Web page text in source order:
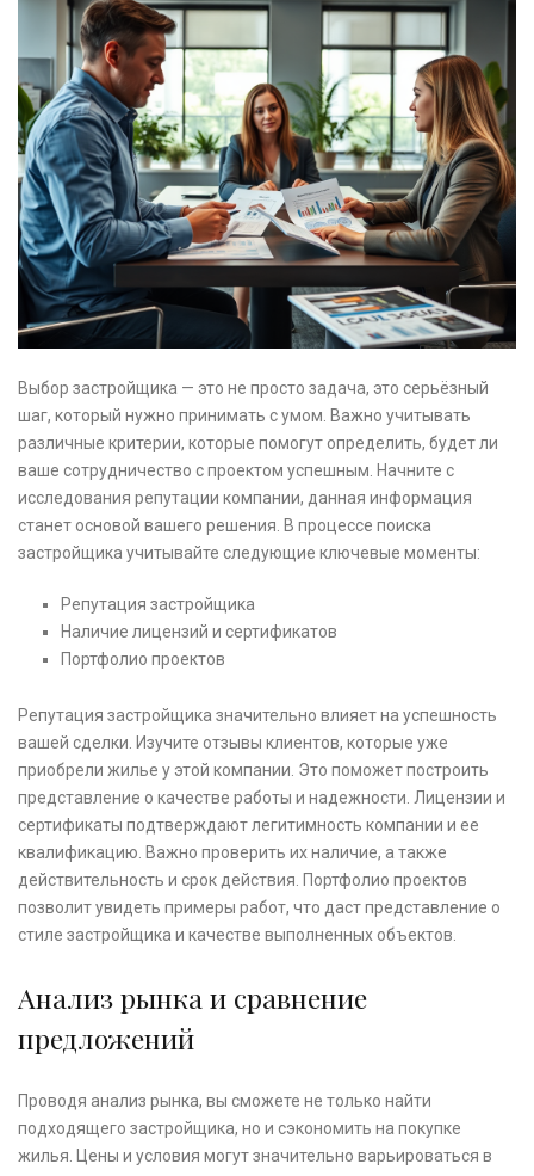
Выбор застройщика — это не просто задача, это серьёзный
шаг, который нужно принимать с умом. Важно учитывать
различные критерии, которые помогут определить, будет ли
ваше сотрудничество с проектом успешным. Начните с
исследования репутации компании, данная информация
станет основой вашего решения. В процессе поиска
застройщика учитывайте следующие ключевые моменты:
Репутация застройщика
Наличие лицензий и сертификатов
Портфолио проектов
Репутация застройщика значительно влияет на успешность
вашей сделки. Изучите отзывы клиентов, которые уже
приобрели жилье у этой компании. Это поможет построить
представление о качестве работы и надежности. Лицензии и
сертификаты подтверждают легитимность компании и ее
квалификацию. Важно проверить их наличие, а также
действительность и срок действия. Портфолио проектов
позволит увидеть примеры работ, что даст представление о
стиле застройщика и качестве выполненных объектов.
Анализ рынка и сравнение
предложений
Проводя анализ рынка, вы сможете не только найти
подходящего застройщика, но и сэкономить на покупке
жилья. Цены и условия могут значительно варьироваться в